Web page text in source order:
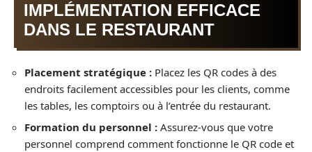
IMPLÉMENTATION EFFICACE
DANS LE RESTAURANT
Placement stratégique : Placez les QR codes à des
endroits facilement accessibles pour les clients, comme
les tables, les comptoirs ou à l’entrée du restaurant.
Formation du personnel : Assurez-vous que votre
personnel comprend comment fonctionne le QR code et